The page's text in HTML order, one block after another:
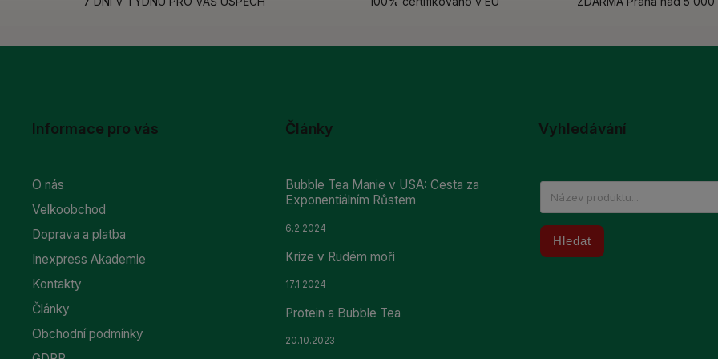
Informace pro vás
O nás
Velkoobchod
Doprava a platba
Inexpress Akademie
Kontakty
Články
Obchodní podmínky
Články
Bubble Tea Manie v USA: Cesta za
Exponentiálním Růstem
6.2.2024
Krize v Rudém moři
17.1.2024
Protein a Bubble Tea
20.10.2023
Vyhledávání
Hledat